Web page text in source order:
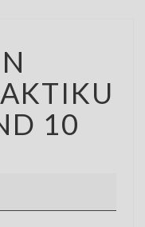
10